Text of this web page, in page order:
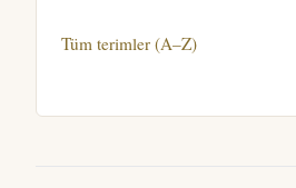
Tüm terimler (A–Z)